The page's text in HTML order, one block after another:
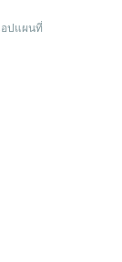
ปแผนที่